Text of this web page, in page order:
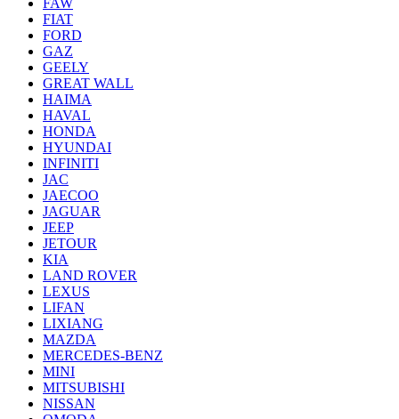
FAW
FIAT
FORD
GAZ
GEELY
GREAT WALL
HAIMA
HAVAL
HONDA
HYUNDAI
INFINITI
JAC
JAECOO
JAGUAR
JEEP
JETOUR
KIA
LAND ROVER
LEXUS
LIFAN
LIXIANG
MAZDA
MERCEDES-BENZ
MINI
MITSUBISHI
NISSAN